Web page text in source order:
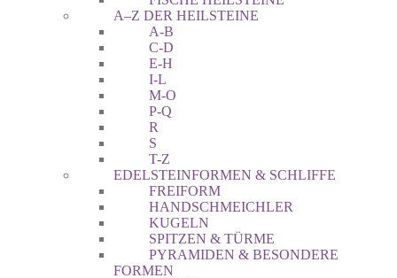
A–Z DER HEILSTEINE
A-B
C-D
E-H
I-L
M-O
P-Q
R
S
T-Z
EDELSTEINFORMEN & SCHLIFFE
FREIFORM
HANDSCHMEICHLER
KUGELN
SPITZEN & TÜRME
PYRAMIDEN & BESONDERE
FORMEN